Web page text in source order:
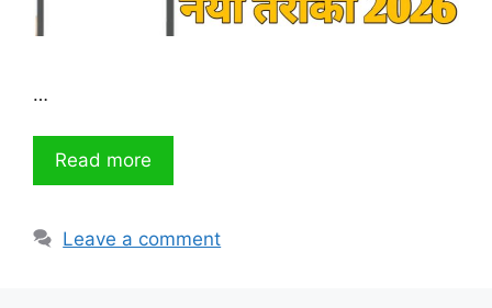
…
Read more
Leave a comment